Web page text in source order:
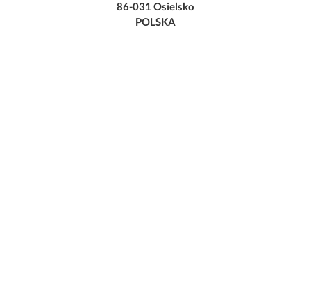
86-031 Osielsko
POLSKA